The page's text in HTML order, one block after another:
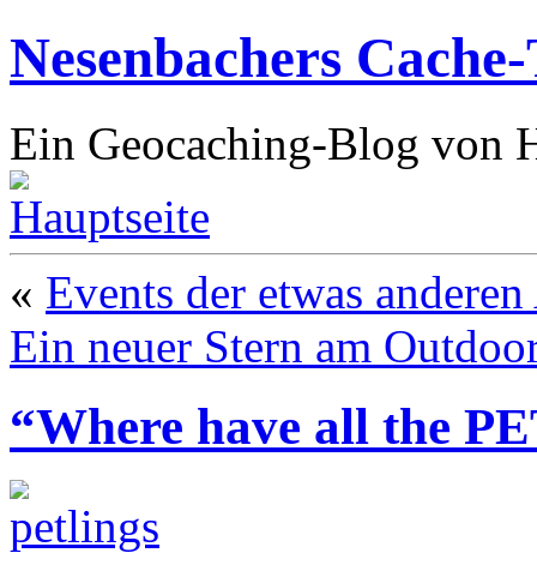
Nesenbachers
Ein Geocaching-Blog von
« Events der etwas
Ein neuer Stern am
“Where have all the